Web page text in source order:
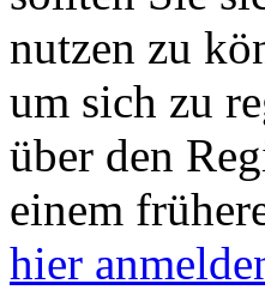
nutzen zu
um sich zu
über den
einem
hier